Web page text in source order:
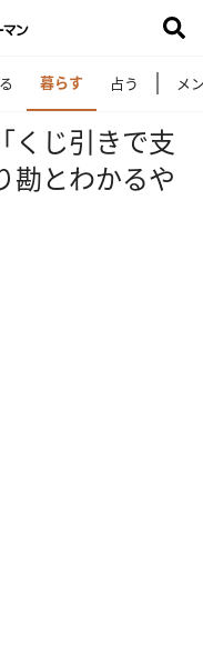
暮らす 占う メ
くじ引きで支
勘とわかるや